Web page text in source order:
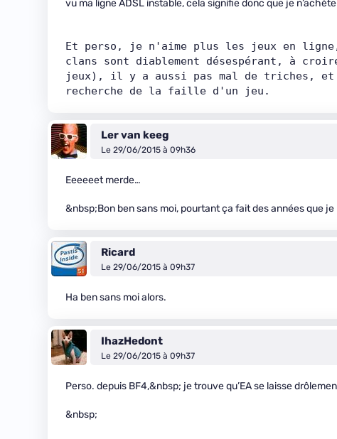
vu ma ligne ADSL instable, cela signifie donc que je
Et perso, je n'aime plus les jeux en
clans sont diablement désespérant, à
jeux), il y a aussi pas mal de triches,
recherche de la faille d'un jeu.
Ler van keeg
Le 29/06/2015 à 09h36
Eeeeeet merde…
&nbsp;Bon ben sans moi, pourtant ça fait des années que je
Ricard
Le 29/06/2015 à 09h37
Ha ben sans moi alors.
IhazHedont
Le 29/06/2015 à 09h37
Perso. depuis BF4,&nbsp; je trouve qu’EA se laisse
&nbsp;